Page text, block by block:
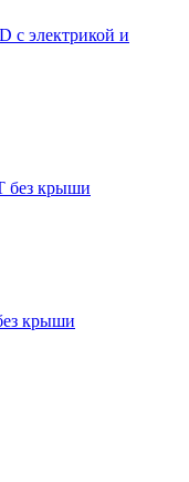
с электрикой и
без крыши
крыши